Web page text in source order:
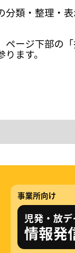
類・整理・
ージ下部の
ます。
事業所向け
児発・放
情報発